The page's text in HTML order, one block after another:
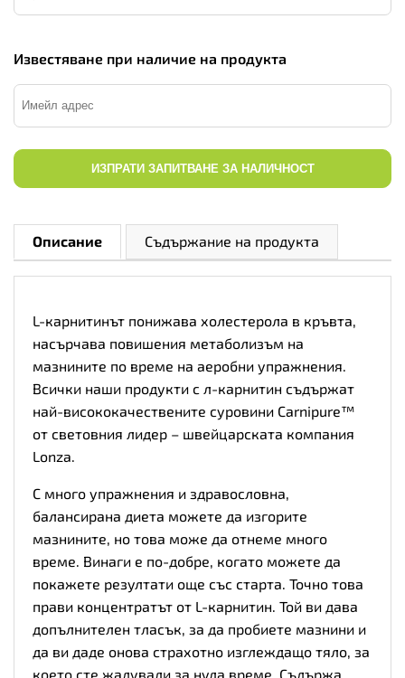
Известяване при наличие на продукта
ИЗПРАТИ ЗАПИТВАНЕ ЗА НАЛИЧНОСТ
Описание Съдържание на продукта
L-карнитинът понижава холестерола в кръвта,
насърчава повишения метаболизъм на
мазнините по време на аеробни упражнения.
Всички наши продукти с л-карнитин съдържат
най-висококачествените суровини Carnipure™
от световния лидер – швейцарската компания
Lonza.
С много упражнения и здравословна,
балансирана диета можете да изгорите
мазнините, но това може да отнеме много
време. Винаги е по-добре, когато можете да
покажете резултати още със старта. Точно това
прави концентратът от L-карнитин. Той ви дава
допълнителен тласък, за да пробиете мазнини и
да ви даде онова страхотно изглеждащо тяло, за
което сте жадували за нула време. Съдържа